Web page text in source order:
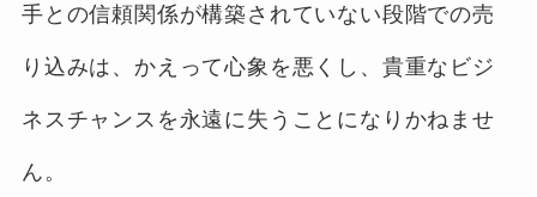
手との信頼関係が構築されていない段階での売
り込みは、かえって心象を悪くし、貴重なビジ
ネスチャンスを永遠に失うことになりかねませ
ん。